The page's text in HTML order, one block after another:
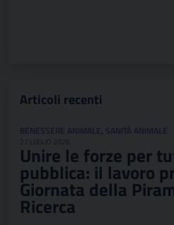
Articoli recenti
BENESSERE ANIMALE, SANITÀ ANIMALE
27 LUGLIO 2026
Unire le forze per
pubblica: il lavoro
Giornata della
Ricerca